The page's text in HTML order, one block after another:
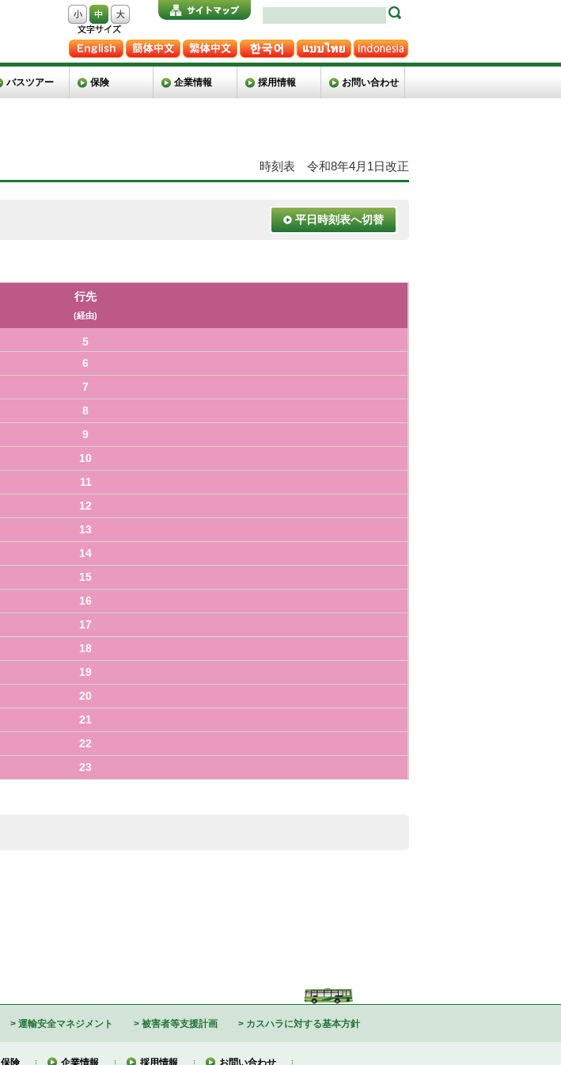
バスツアー 保険 企業情報 採用情報 お問い合わせ
時刻表 令和8年4月1日改正
平日時刻表へ切替
行先
(経由)
5
6
7
8
9
10
11
12
13
14
15
16
17
18
19
20
21
22
23
運輸安全マネジメント 被害者等支援計画 カスハラに対する基本方針
保険 企業情報 採用情報 お問い合わせ